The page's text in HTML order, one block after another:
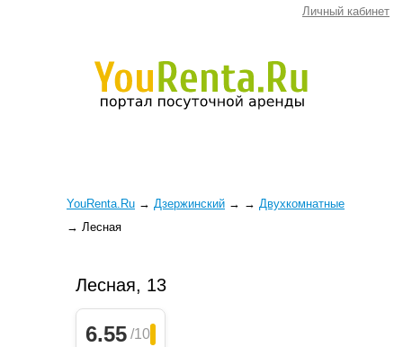
Личный кабинет
YouRenta.Ru → Дзержинский → → Двухкомнатные
→ Лесная
Лесная, 13
6.55 /10